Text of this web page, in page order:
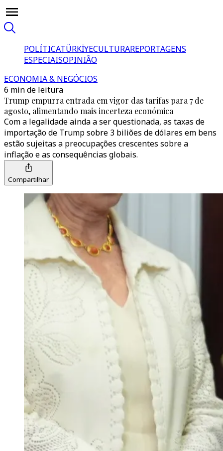
POLÍTICATÜRKİYECULTURAREPORTAGENS
ESPECIAISOPINIÃO
ECONOMIA & NEGÓCIOS
6 min de leitura
Trump empurra entrada em vigor das tarifas para 7 de
agosto, alimentando mais incerteza económica
Com a legalidade ainda a ser questionada, as taxas de
importação de Trump sobre 3 biliões de dólares em bens
estão sujeitas a preocupações crescentes sobre a
inflação e as consequências globais.
Compartilhar